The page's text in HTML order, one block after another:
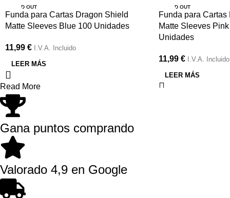
SOLD OUT
Funda para Cartas Dragon Shield
Matte Sleeves Blue 100 Unidades
11,99 € I.V.A. Incluido
LEER MÁS
SOLD OUT
Funda para
Matte Sleeves
Unidades
11,99 € I.V.A. Incluido
LEER MÁS
Read More
Gana puntos comprando
Valorado 4,9 en Google